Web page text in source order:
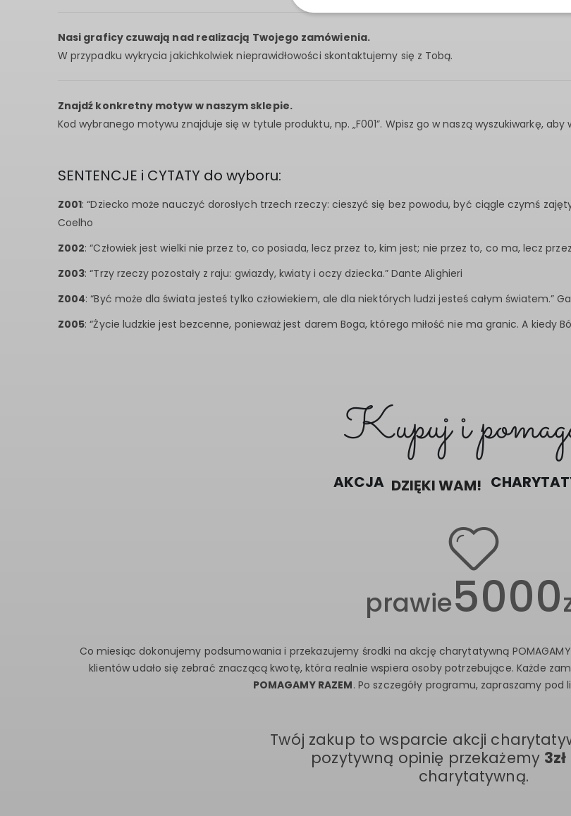
Nasi graficy czuwają nad realizacją Twojego zamówienia.
W przypadku wykrycia jakichkolwiek nieprawidłowości skontaktujemy się z Tobą.
Znajdź konkretny motyw w naszym sklepie.
Kod wybranego motywu znajduje się w tytule produktu, np. „F001”. Wpisz go w naszą wyszukiwarkę,
SENTENCJE i CYTATY do wyboru:
Z001: “Dziecko może nauczyć dorosłych trzech rzeczy: cieszyć się bez powodu, być ciągle czymś
Coelho
Z002: “Człowiek jest wielki nie przez to, co posiada, lecz przez to, kim jest; nie przez to, co ma, lecz
Z003: “Trzy rzeczy pozostały z raju: gwiazdy, kwiaty i oczy dziecka.” Dante Alighieri
Z004: “Być może dla świata jesteś tylko człowiekiem, ale dla niektórych ludzi jesteś całym światem.”
Z005: “Życie ludzkie jest bezcenne, ponieważ jest darem Boga, którego miłość nie ma granic. A kiedy
Kupuj i
AKCJA DZIĘKI WAM!
prawie5000
Co miesiąc dokonujemy podsumowania i przekazujemy środki na akcję charytatywną
klientów udało się zebrać znaczącą kwotę, która realnie wspiera osoby potrzebujące. Każde
POMAGAMY RAZEM. Po szczegóły programu, zapraszamy pod
Twój zakup to wsparcie akcji
pozytywną opinię przekażemy 3zł
charytatywną.